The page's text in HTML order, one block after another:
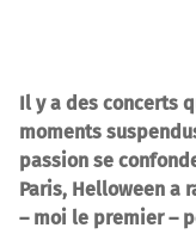
Il y a des concerts
moments
passion se
Paris, Helloween a
– moi le premier –